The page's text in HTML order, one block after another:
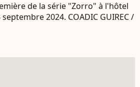
de la série "Zorro" à l'hôtel
2024. COADIC GUIREC /